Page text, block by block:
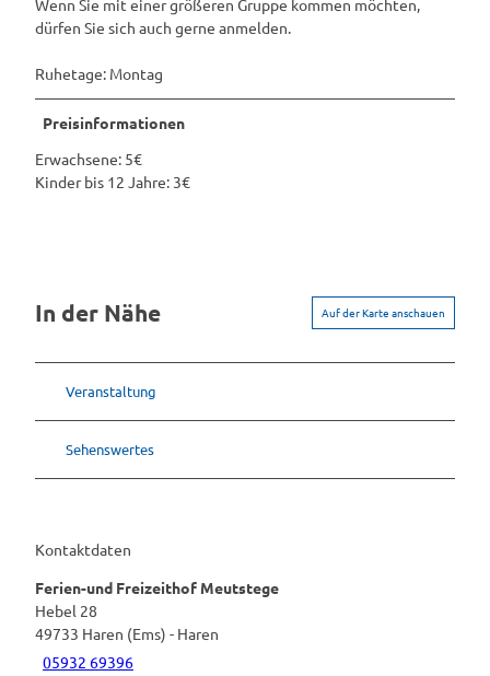
e
Wenn Sie mit einer größeren Gruppe kommen möchten,
dürfen Sie sich auch gerne anmelden.
Ruhetage: Montag
Preisinformationen
Erwachsene: 5€
Kinder bis 12 Jahre: 3€
In der Nähe Auf der Karte anschauen
Veranstaltung
Sehenswertes
Kontaktdaten
Ferien-und Freizeithof Meutstege
Hebel 28
49733 Haren (Ems) - Haren
05932 69396